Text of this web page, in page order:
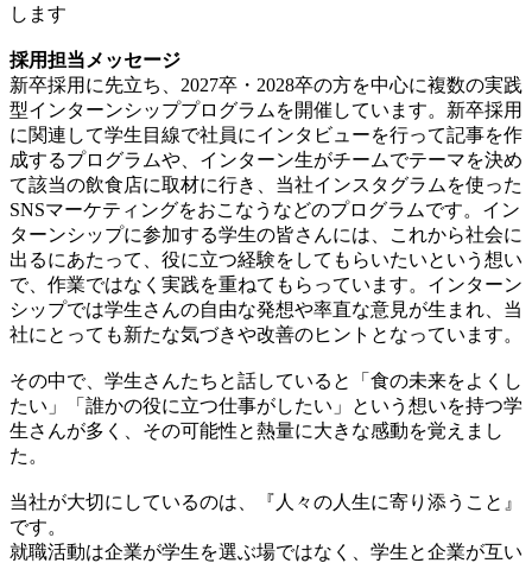
します
採用担当メッセージ
新卒採用に先立ち、2027卒・2028卒の方を中心に複数の実践
型インターンシッププログラムを開催しています。新卒採用
に関連して学生目線で社員にインタビューを行って記事を作
成するプログラムや、インターン生がチームでテーマを決め
て該当の飲食店に取材に行き、当社インスタグラムを使った
SNSマーケティングをおこなうなどのプログラムです。イン
ターンシップに参加する学生の皆さんには、これから社会に
出るにあたって、役に立つ経験をしてもらいたいという想い
で、作業ではなく実践を重ねてもらっています。インターン
シップでは学生さんの自由な発想や率直な意見が生まれ、当
社にとっても新たな気づきや改善のヒントとなっています。
その中で、学生さんたちと話していると「食の未来をよくし
たい」「誰かの役に立つ仕事がしたい」という想いを持つ学
生さんが多く、その可能性と熱量に大きな感動を覚えまし
た。
当社が大切にしているのは、『人々の人生に寄り添うこと』
です。
就職活動は企業が学生を選ぶ場ではなく、学生と企業が互い